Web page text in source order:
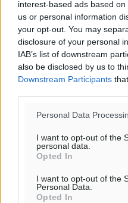
interest-based ads based
us or personal information
your opt-out. You may
disclosure of your personal
IAB’s list of downstream
also be disclosed by us to
Downstream Participants
Personal Data
I want to opt-out of the
personal data.
Opted In
I want to opt-out of the
Personal Data.
Opted In
Υπενθύμιση: